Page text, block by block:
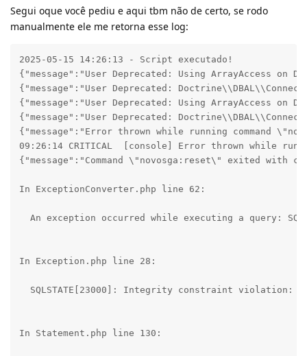
Segui oque você pediu e aqui tbm não de certo, se rodo
manualmente ele me retorna esse log:
2025-05-15 14:26:13 - Script executado!
{"message":"User Deprecated: Using ArrayAccess
{"message":"User Deprecated:
{"message":"User Deprecated: Using ArrayAccess
{"message":"User Deprecated:
{"message":"Error thrown while running command
09:26:14 CRITICAL  [console] Error thrown while
{"message":"Command \"novosga:reset\" exited with
In ExceptionConverter.php line 62:
An exception occurred while executing a query:
In Exception.php line 28:
SQLSTATE[23000]: Integrity constraint violation:
In Statement.php line 130: